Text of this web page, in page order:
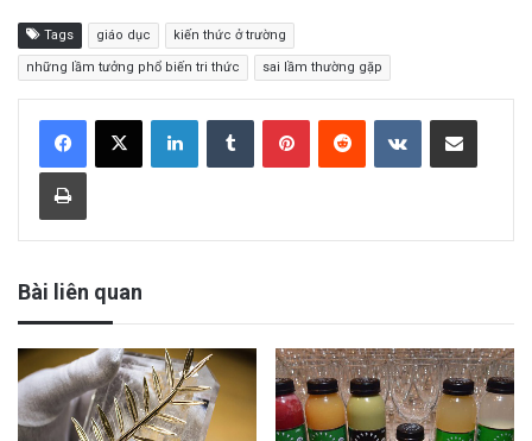
Tags giáo dục kiến thức ở trường
những lầm tưởng phổ biến tri thức sai lầm thường gặp
Bài liên quan